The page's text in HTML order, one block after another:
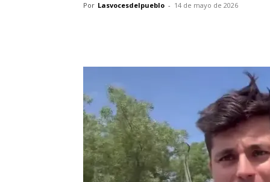
Por Lasvocesdelpueblo - 14 de mayo de 2026